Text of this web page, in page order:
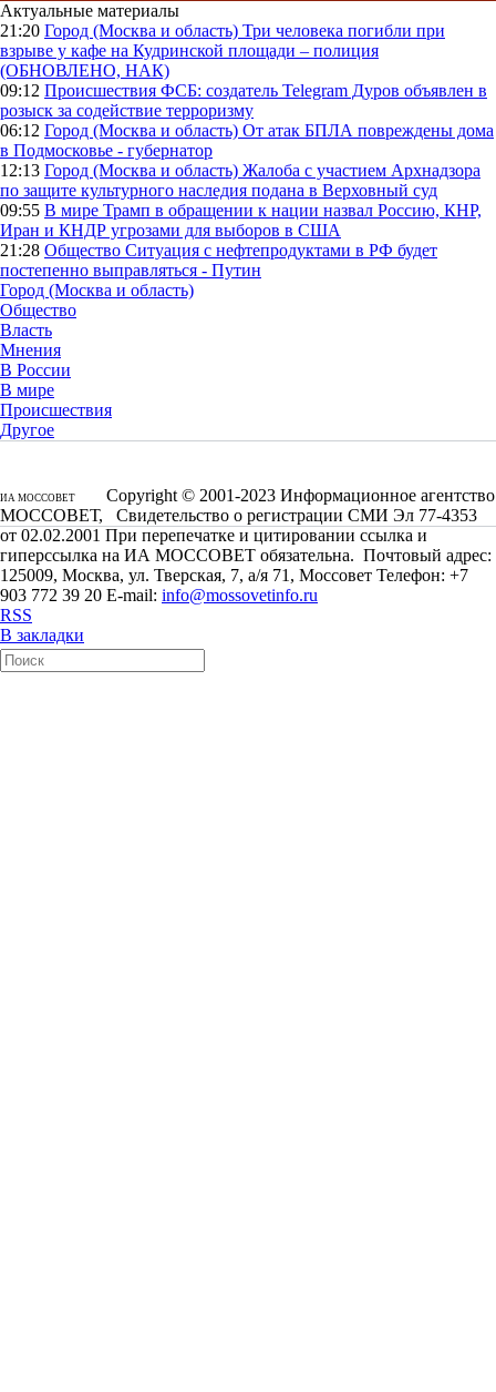
Актуальные материалы
21:20 Город (Москва и область) Три человека погибли при
взрыве у кафе на Кудринской площади – полиция
(ОБНОВЛЕНО, НАК)
09:12 Происшествия ФСБ: создатель Telegram Дуров объявлен в
розыск за содействие терроризму
06:12 Город (Москва и область) От атак БПЛА повреждены дома
в Подмосковье - губернатор
12:13 Город (Москва и область) Жалоба с участием Архнадзора
по защите культурного наследия подана в Верховный суд
09:55 В мире Трамп в обращении к нации назвал Россию, КНР,
Иран и КНДР угрозами для выборов в США
21:28 Общество Ситуация с нефтепродуктами в РФ будет
постепенно выправляться - Путин
Город (Москва и область)
Общество
Власть
Мнения
В России
В мире
Происшествия
Другое
ИА МОССОВЕТ
Copyright © 2001-2023 Информационное агентство
МОССОВЕТ, Свидетельство о регистрации СМИ Эл 77-4353
от 02.02.2001 При перепечатке и цитировании ссылка и
гиперссылка на ИА МОССОВЕТ обязательна. Почтовый адрес:
125009, Москва, ул. Тверская, 7, а/я 71, Моссовет Телефон: +7
903 772 39 20 E-mail: info@mossovetinfo.ru
RSS
В закладки